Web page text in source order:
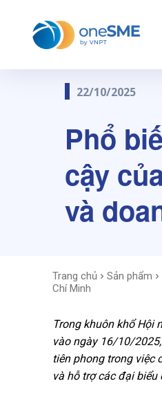
22/10/2025
Phổ
cậy
và
Trang chủ Sản phẩm
Chí Minh
Trong khuôn khổ Hội
vào ngày 16/10/
tiên phong trong việc
và hỗ trợ các đại biểu